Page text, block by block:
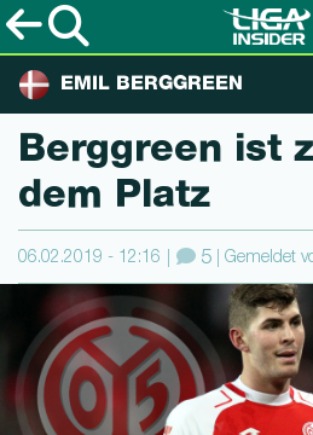
EMIL BERGGREEN
Berggreen ist
dem Platz
06.02.2019 - 12:16 5 Gemeldet